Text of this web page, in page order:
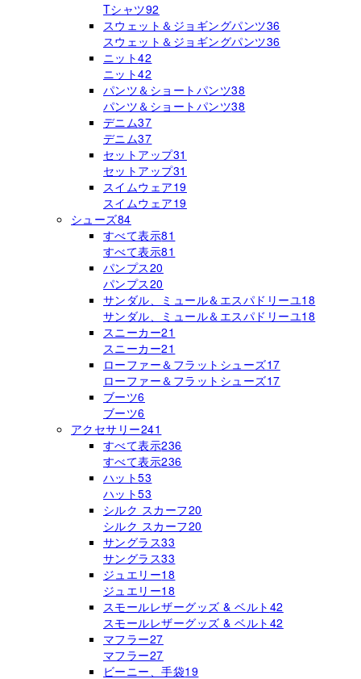
Tシャツ92
スウェット＆ジョギングパンツ36
スウェット＆ジョギングパンツ36
ニット42
ニット42
パンツ＆ショートパンツ38
パンツ＆ショートパンツ38
デニム37
デニム37
セットアップ31
セットアップ31
スイムウェア19
スイムウェア19
シューズ84
すべて表示81
すべて表示81
パンプス20
パンプス20
サンダル、ミュール＆エスパドリーユ18
サンダル、ミュール＆エスパドリーユ18
スニーカー21
スニーカー21
ローファー＆フラットシューズ17
ローファー＆フラットシューズ17
ブーツ6
ブーツ6
アクセサリー241
すべて表示236
すべて表示236
ハット53
ハット53
シルク スカーフ20
シルク スカーフ20
サングラス33
サングラス33
ジュエリー18
ジュエリー18
スモールレザーグッズ & ベルト 42
スモールレザーグッズ & ベルト 42
マフラー27
マフラー27
ビーニー、手袋19